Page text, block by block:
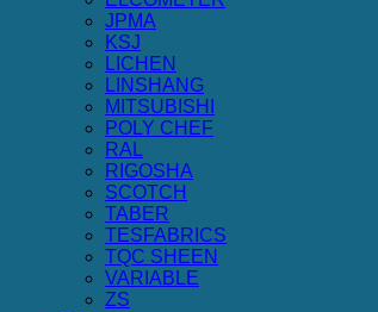
JPMA
KSJ
LICHEN
LINSHANG
MITSUBISHI
POLY CHEF
RAL
RIGOSHA
SCOTCH
TABER
TESFABRICS
TQC SHEEN
VARIABLE
ZS